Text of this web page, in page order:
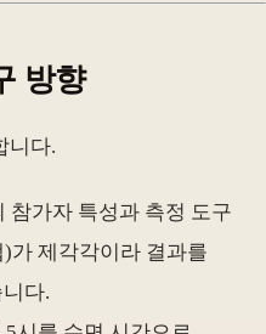
방향
니다.
참가자 특성과 측정 도구
가 제각각이라 결과를
다.